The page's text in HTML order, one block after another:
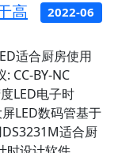
2022-06
高
适合厨房使用
CC-BY-NC
LED电子时
LED数码管基于
适合厨